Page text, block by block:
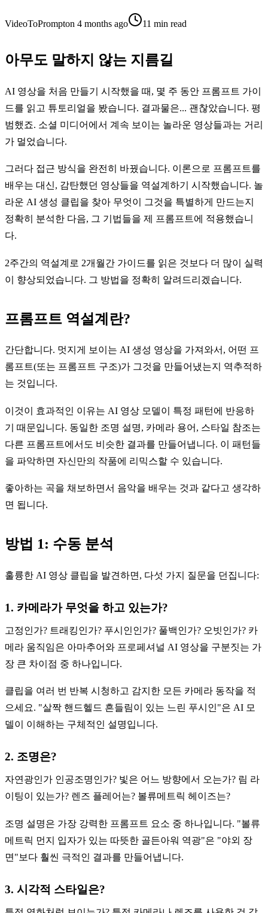
VideoToPrompton 4 months ago 11 min read
아무도 말하지 않는 지름길
AI 영상을 처음 만들기 시작했을 때, 몇 주 동안 프롬프트 가이
드를 읽고 튜토리얼을 봤습니다. 결과물은... 괜찮았습니다. 평
범했죠. 소셜 미디어에서 계속 보이는 놀라운 영상들과는 거리
가 멀었습니다.
그러다 접근 방식을 완전히 바꿨습니다. 이론으로 프롬프트를
배우는 대신, 감탄했던 영상들을 역설계하기 시작했습니다. 놀
라운 AI 생성 클립을 찾아 무엇이 그것을 특별하게 만드는지
정확히 분석한 다음, 그 기법들을 제 프롬프트에 적용했습니
다.
2주간의 역설계로 2개월간 가이드를 읽은 것보다 더 많이 실력
이 향상되었습니다. 그 방법을 정확히 알려드리겠습니다.
프롬프트 역설계란?
간단합니다. 멋지게 보이는 AI 생성 영상을 가져와서, 어떤 프
롬프트(또는 프롬프트 구조)가 그것을 만들어냈는지 역추적하
는 것입니다.
이것이 효과적인 이유는 AI 영상 모델이 특정 패턴에 반응하
기 때문입니다. 동일한 조명 설명, 카메라 용어, 스타일 참조는
다른 프롬프트에서도 비슷한 결과를 만들어냅니다. 이 패턴들
을 파악하면 자신만의 작품에 리믹스할 수 있습니다.
좋아하는 곡을 채보하면서 음악을 배우는 것과 같다고 생각하
면 됩니다.
방법 1: 수동 분석
훌륭한 AI 영상 클립을 발견하면, 다섯 가지 질문을 던집니다:
1. 카메라가 무엇을 하고 있는가?
고정인가? 트래킹인가? 푸시인인가? 풀백인가? 오빗인가? 카
메라 움직임은 아마추어와 프로페셔널 AI 영상을 구분짓는 가
장 큰 차이점 중 하나입니다.
클립을 여러 번 반복 시청하고 감지한 모든 카메라 동작을 적
으세요. "살짝 핸드헬드 흔들림이 있는 느린 푸시인"은 AI 모
델이 이해하는 구체적인 설명입니다.
2. 조명은?
자연광인가 인공조명인가? 빛은 어느 방향에서 오는가? 림 라
이팅이 있는가? 렌즈 플레어는? 볼류메트릭 헤이즈는?
조명 설명은 가장 강력한 프롬프트 요소 중 하나입니다. "볼류
메트릭 먼지 입자가 있는 따뜻한 골든아워 역광"은 "야외 장
면"보다 훨씬 극적인 결과를 만들어냅니다.
3. 시각적 스타일은?